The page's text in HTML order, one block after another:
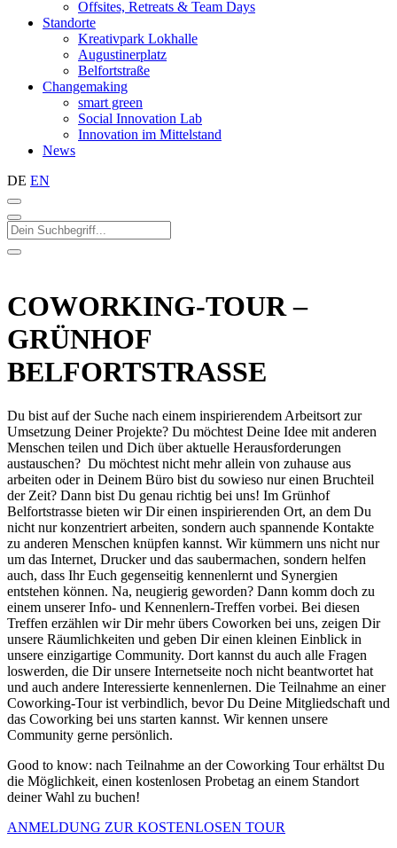
Offsites, Retreats & Team Days
Standorte
Kreativpark Lokhalle
Augustinerplatz
Belfortstraße
Changemaking
smart green
Social Innovation Lab
Innovation im Mittelstand
News
DE EN
COWORKING-TOUR –
GRÜNHOF
BELFORTSTRASSE
Du bist auf der Suche nach einem inspirierendem Arbeitsort zur
Umsetzung Deiner Projekte? Du möchtest Deine Idee mit anderen
Menschen teilen und Dich über aktuelle Herausforderungen
austauschen? Du möchtest nicht mehr allein von zuhause aus
arbeiten oder in Deinem Büro bist du sowieso nur einen Bruchteil
der Zeit? Dann bist Du genau richtig bei uns! Im Grünhof
Belfortstrasse bieten wir Dir einen inspirierenden Ort, an dem Du
nicht nur konzentriert arbeiten, sondern auch spannende Kontakte
zu anderen Menschen knüpfen kannst. Wir kümmern uns nicht nur
um das Internet, Drucker und das saubermachen, sondern helfen
auch, dass Ihr Euch gegenseitig kennenlernt und Synergien
entstehen können. Na, neugierig geworden? Dann komm doch zu
einem unserer Info- und Kennenlern-Treffen vorbei. Bei diesen
Treffen erzählen wir Dir mehr übers Coworken bei uns, zeigen Dir
unsere Räumlichkeiten und geben Dir einen kleinen Einblick in
unsere einzigartige Community. Dort kannst du auch alle Fragen
loswerden, die Dir unsere Internetseite noch nicht beantwortet hat
und auch andere Interessierte kennenlernen. Die Teilnahme an einer
Coworking-Tour ist verbindlich, bevor Du Deine Mitgliedschaft und
das Coworking bei uns starten kannst. Wir kennen unsere
Community gerne persönlich.
Good to know: nach Teilnahme an der Coworking Tour erhältst Du
die Möglichkeit, einen kostenlosen Probetag an einem Standort
deiner Wahl zu buchen!
ANMELDUNG ZUR KOSTENLOSEN TOUR